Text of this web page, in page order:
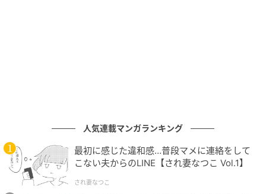
自分の暮らしを整えながら、作り手や環境にも目を向
けたい人にとって、店内を巡る時間そのものが新しい
発見になりそうです。
人気連載マンガランキング
最初に感じた違和感…普段マメに連絡をして
こない夫からのLINE【され妻なつこ Vol.1】
され妻なつこ